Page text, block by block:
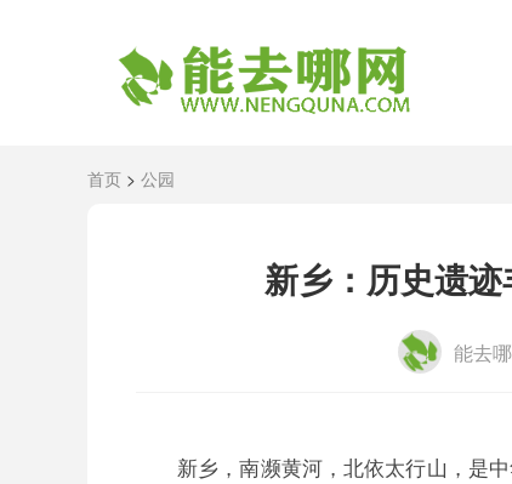
首页 > 公园
新乡：历史遗
能去哪
新乡，南濒黄河，北依太行山，是